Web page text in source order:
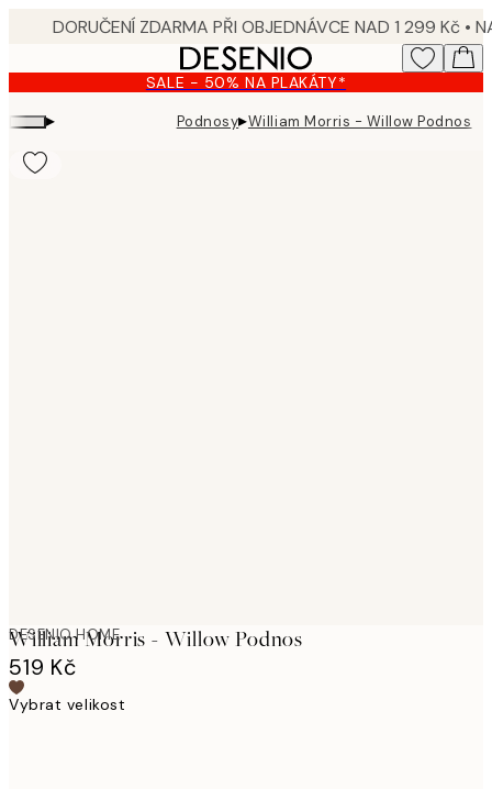
content.
SALE - 50% NA PLAKÁTY*
▸ Podnosy▸William Morris - Willow Podnos
DESENIO HOME
William Morris - Willow Podnos
519 Kč
Vybrat velikost